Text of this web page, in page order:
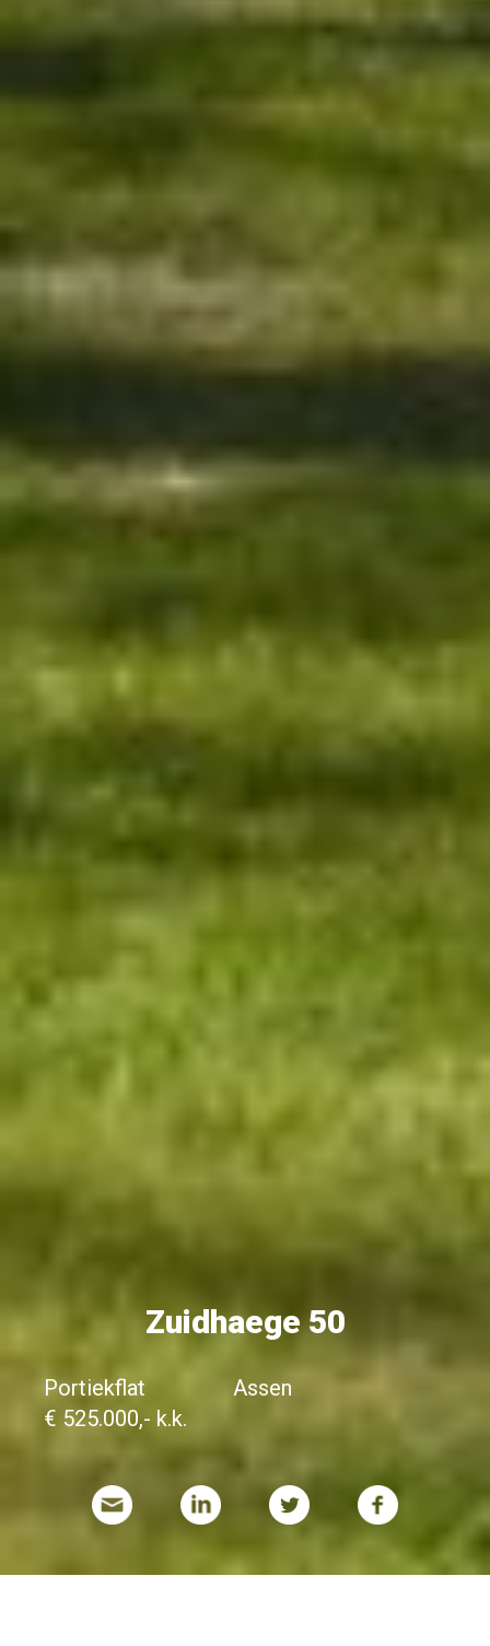
Zuidhaege 50
Portiekflat
Assen
€ 525.000,- k.k.